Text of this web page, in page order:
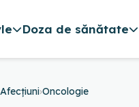
Doza de sănătate
›Oncologie